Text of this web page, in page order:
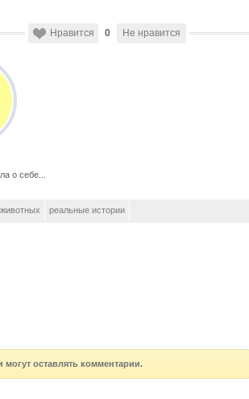
Нравится 0 Не нравится
о себе...
реальные истории
оставлять комментарии.